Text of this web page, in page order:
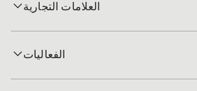
العلامات التجارية
الفعاليات